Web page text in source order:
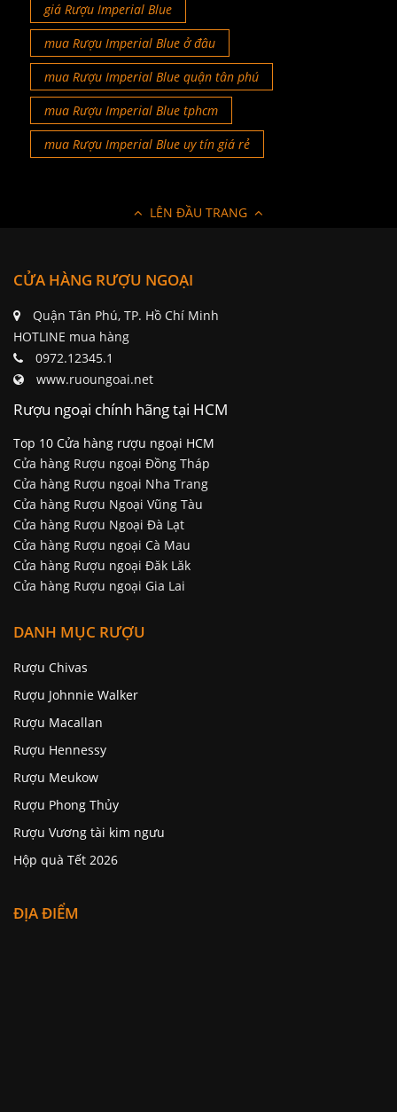
giá Rượu Imperial Blue
mua Rượu Imperial Blue ở đâu
mua Rượu Imperial Blue quận tân phú
mua Rượu Imperial Blue tphcm
mua Rượu Imperial Blue uy tín giá rẻ
LÊN ĐẦU TRANG
CỬA HÀNG RƯỢU NGOẠI
Quận Tân Phú, TP. Hồ Chí Minh
HOTLINE mua hàng
0972.12345.1
www.ruoungoai.net
Rượu ngoại chính hãng tại HCM
Top 10 Cửa hàng rượu ngoại HCM
Cửa hàng Rượu ngoại Đồng Tháp
Cửa hàng Rượu ngoại Nha Trang
Cửa hàng Rượu Ngoại Vũng Tàu
Cửa hàng Rượu Ngoại Đà Lạt
Cửa hàng Rượu ngoại Cà Mau
Cửa hàng Rượu ngoại Đăk Lăk
Cửa hàng Rượu ngoại Gia Lai
DANH MỤC RƯỢU
Rượu Chivas
Rượu Johnnie Walker
Rượu Macallan
Rượu Hennessy
Rượu Meukow
Rượu Phong Thủy
Rượu Vương tài kim ngưu
Hộp quà Tết 2026
ĐỊA ĐIỂM